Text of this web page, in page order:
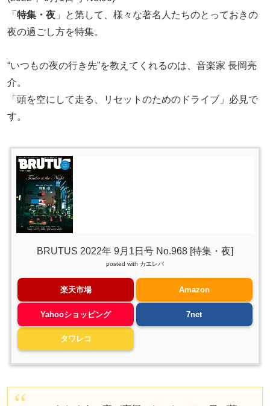
「 特集・夜 」と第して、様々な著名人たちのとっておきの
夜の過ごし方を特集。
“いつもの夜の行き先”を教えてくれるのは、音楽家 長岡亮
介。
「頭を空にして走る、リセットのためのドライブ」必見で
す。
BRUTUS 2022年 9月1日号 No.968 [特集・夜]
posted with カエレバ
楽天市場 Amazon
Yahooショッピング 7net
タワレコ